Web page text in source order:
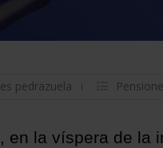
pedrazuela
en la víspera de la